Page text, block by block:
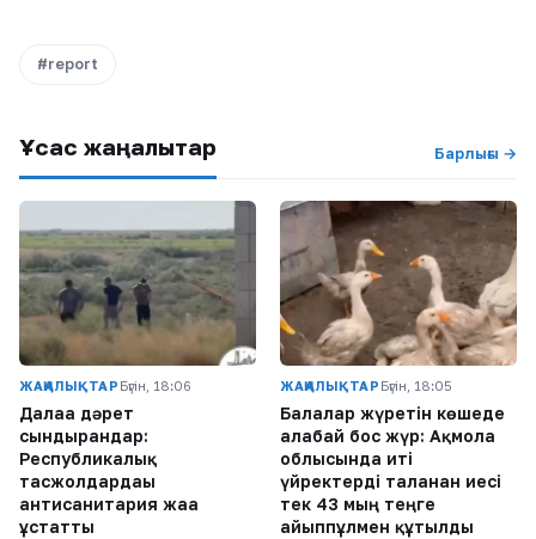
#report
Ұқсас жаңалықтар Барлығы →
ЖАҢАЛЫҚТАР Бүгін, 18:06
Далаға дәрет
сындырғандар:
Республикалық
тасжолдардағы
антисанитария жаға
ұстатты
ЖАҢАЛЫҚТАР Бүгін, 18:05
Балалар жүретін көшеде
алабай бос жүр: Ақмола
облысында иті
үйректерді таланған иесі
тек 43 мың теңге
айыппұлмен құтылды